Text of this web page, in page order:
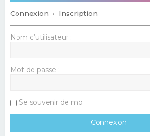
Connexion • Inscription
Nom d’utilisateur :
Mot de passe :
Se souvenir de moi